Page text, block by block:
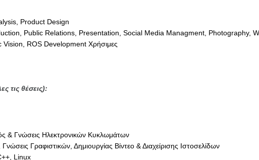
Product Design
Public Relations, Presentation, Social Media Managment, Photography,
ROS Development Χρήσιμες
τις θέσεις):
& Γνώσεις Ηλεκτρονικών Κυκλωμάτων
Γραφιστικών, Δημιουργίας Βίντεο & Διαχείρισης Ιστοσελίδων
Linux